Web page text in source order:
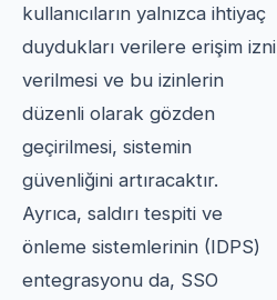
kullanıcıların yalnızca ihtiyaç
duydukları verilere erişim izni
verilmesi ve bu izinlerin
düzenli olarak gözden
geçirilmesi, sistemin
güvenliğini artıracaktır.
Ayrıca, saldırı tespiti ve
önleme sistemlerinin (IDPS)
entegrasyonu da, SSO